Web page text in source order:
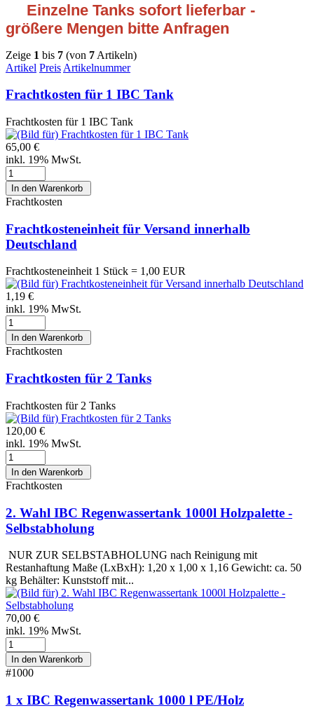
Einzelne Tanks sofort lieferbar -
größere Mengen bitte Anfragen
Zeige 1 bis 7 (von 7 Artikeln)
Artikel Preis Artikelnummer
Frachtkosten für 1 IBC Tank
Frachtkosten für 1 IBC Tank
65,00 €
inkl. 19% MwSt.
Frachtkosten
Frachtkosteneinheit für Versand innerhalb
Deutschland
Frachtkosteneinheit 1 Stück = 1,00 EUR
1,19 €
inkl. 19% MwSt.
Frachtkosten
Frachtkosten für 2 Tanks
Frachtkosten für 2 Tanks
120,00 €
inkl. 19% MwSt.
Frachtkosten
2. Wahl IBC Regenwassertank 1000l Holzpalette -
Selbstabholung
NUR ZUR SELBSTABHOLUNG nach Reinigung mit
Restanhaftung Maße (LxBxH): 1,20 x 1,00 x 1,16 Gewicht: ca. 50
kg Behälter: Kunststoff mit...
70,00 €
inkl. 19% MwSt.
#1000
1 x IBC Regenwassertank 1000 l PE/Holz